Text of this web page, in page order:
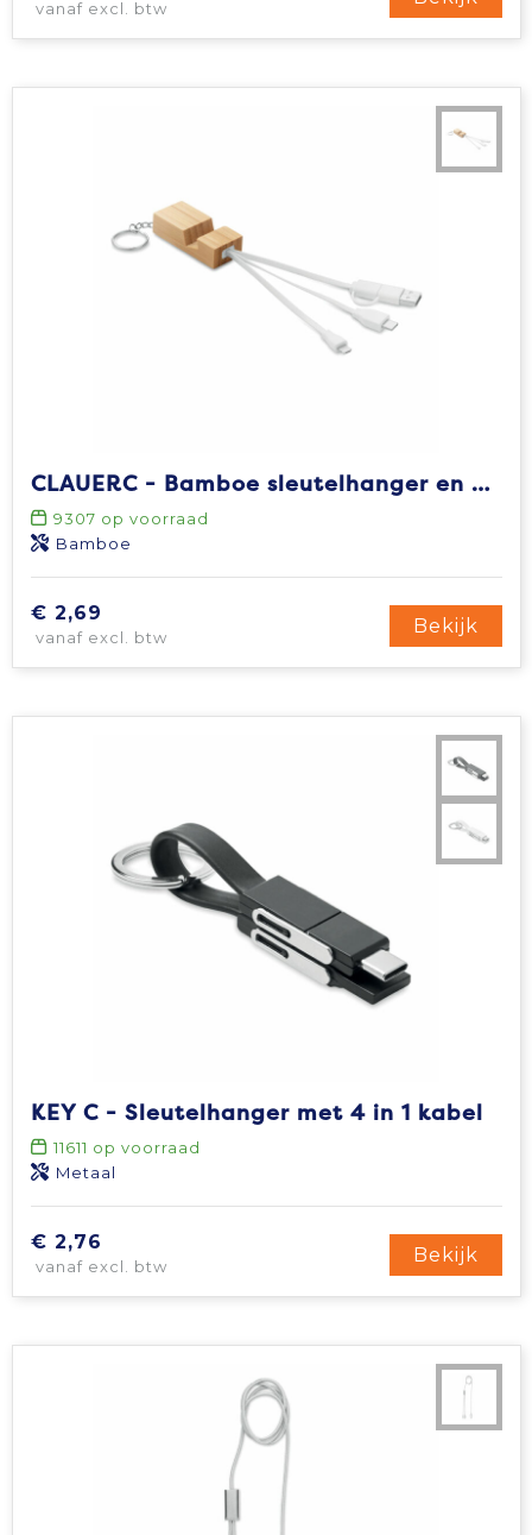
vanaf excl. btw
CLAUERC - Bamboe sleutelhanger en houder
9307 op voorraad
Bamboe
€ 2,69
vanaf excl. btw
Bekijk
KEY C - Sleutelhanger met 4 in 1 kabel
11611 op voorraad
Metaal
€ 2,76
vanaf excl. btw
Bekijk